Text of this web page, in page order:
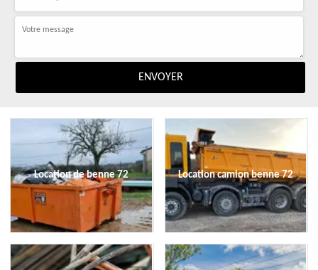
Location de benne 72 Location camion benne 72